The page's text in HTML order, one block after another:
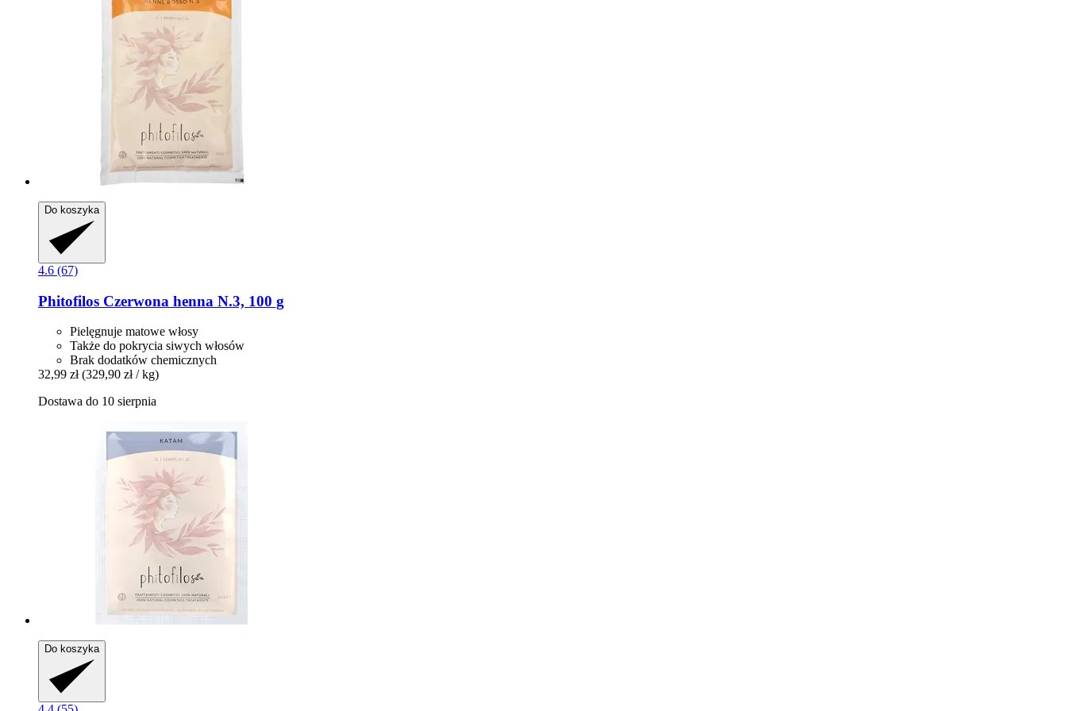
Do koszyka
4.6 (67)
Phitofilos Czerwona henna N.3, 100 g
Pielęgnuje matowe włosy
Także do pokrycia siwych włosów
Brak dodatków chemicznych
32,99 zł (329,90 zł / kg)
Dostawa do 10 sierpnia
Do koszyka